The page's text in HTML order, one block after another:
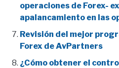
operaciones de Forex-
apalancamiento en las
Revisión del mejor
Forex de AvPartners
¿Cómo obtener el